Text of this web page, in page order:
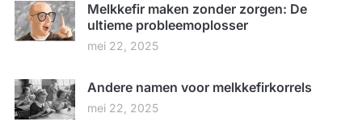
Melkkefir maken zonder zorgen: De
ultieme probleemoplosser
mei 22, 2025
Andere namen voor melkkefirkorrels
mei 22, 2025